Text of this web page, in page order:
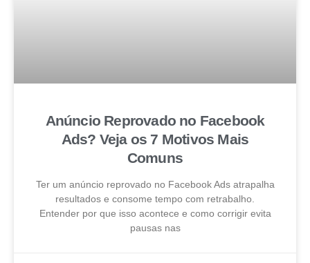
Anúncio Reprovado no Facebook
Ads? Veja os 7 Motivos Mais
Comuns
Ter um anúncio reprovado no Facebook Ads atrapalha
resultados e consome tempo com retrabalho.
Entender por que isso acontece e como corrigir evita
pausas nas